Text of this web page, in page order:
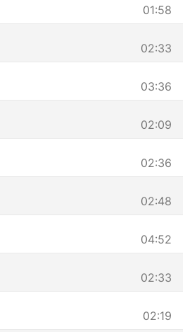
01:58
02:33
03:36
02:09
02:36
02:48
04:52
02:33
02:19